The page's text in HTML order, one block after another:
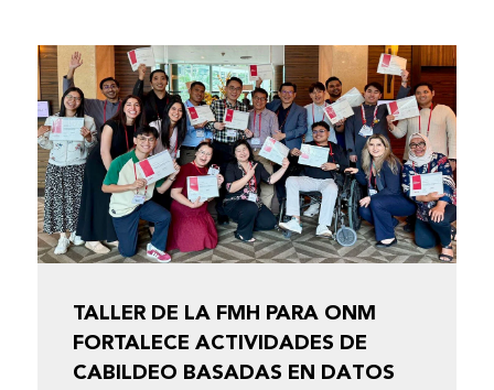
TALLER DE LA FMH PARA ONM
FORTALECE ACTIVIDADES DE
CABILDEO BASADAS EN DATOS